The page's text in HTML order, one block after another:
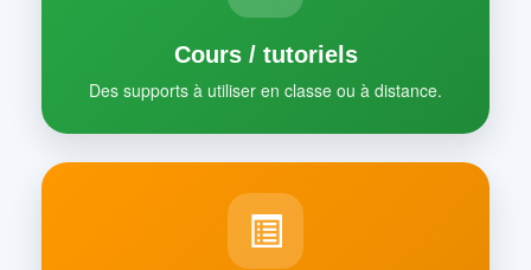
Cours / tutoriels
Des supports à utiliser en classe ou à distance.